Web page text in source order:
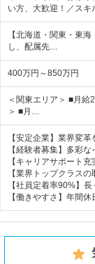
い方、大歓迎！／スキ
【北海道・関東・東
し、配属先…
400万円～850万円
＜関東エリア＞ ■月給
＞ ■月…
【安定企業】業界変
【経験者募集】多彩
【キャリアサポート
【業界トップクラス
【社員定着率90%】
【働きやすさ】年間